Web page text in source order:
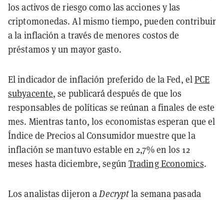
los activos de riesgo como las acciones y las
criptomonedas. Al mismo tiempo, pueden contribuir
a la inflación a través de menores costos de
préstamos y un mayor gasto.
El indicador de inflación preferido de la Fed, elPCE
subyacente, se publicará después de que los
responsables de políticas se reúnan a finales de este
mes. Mientras tanto, los economistas esperan que el
Índice de Precios al Consumidor muestre que la
inflación se mantuvo estable en 2,7% en los 12
meses hasta diciembre, según Trading Economics.
Los analistas dijeron aDecryptla semana pasada